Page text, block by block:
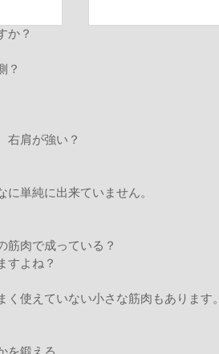
か？
？
右肩が強い？
単純に出来ていません。
筋肉で成っている？
すよね？
使えていない小さな筋肉もあります。